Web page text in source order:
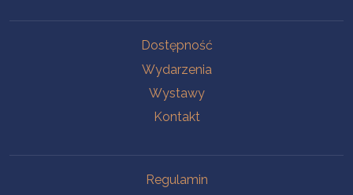
Dostępność
Wydarzenia
Wystawy
Kontakt
Regulamin